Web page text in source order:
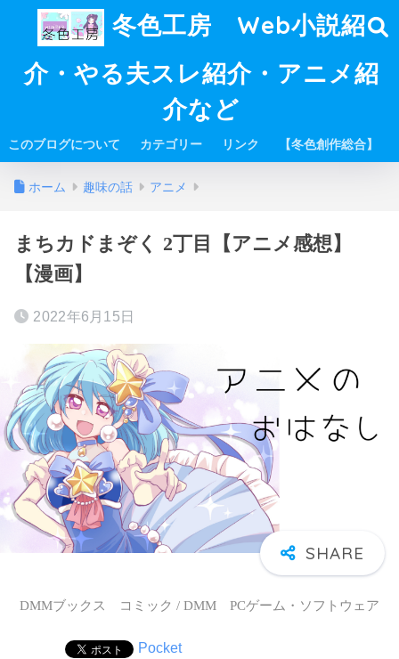
冬色工房 Web小説紹
介・やる夫スレ紹介・アニメ紹
介など
このブログについて カテゴリー リンク 【冬色創作総合】
ホーム 趣味の話 アニメ
まちカドまぞく 2丁目【アニメ感想】
【漫画】
2022年6月15日
DMMブックス コミック / DMM PCゲーム・ソフトウェア
Pocket